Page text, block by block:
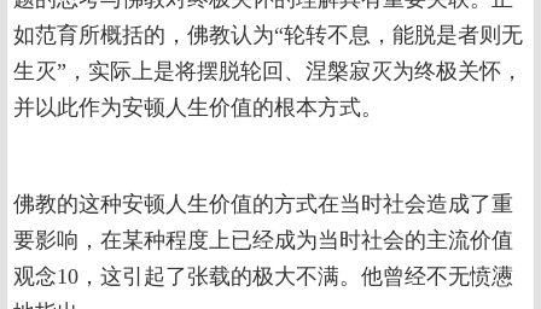
如范育所概括的，佛教认为“轮转不息，能脱是者则无
生灭”，实际上是将摆脱轮回、涅槃寂灭为终极关怀，
并以此作为安顿人生价值的根本方式。
佛教的这种安顿人生价值的方式在当时社会造成了重
要影响，在某种程度上已经成为当时社会的主流价值
观念10，这引起了张载的极大不满。他曾经不无愤懑